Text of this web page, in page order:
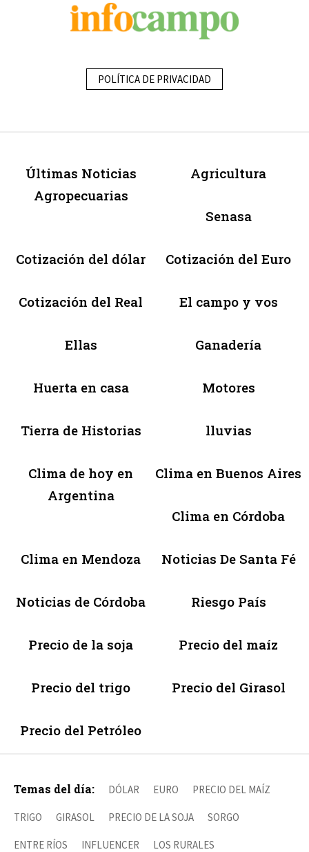
POLÍTICA DE PRIVACIDAD
Últimas Noticias
Agropecuarias
Agricultura
Senasa
Cotización del dólar Cotización del Euro
Cotización del Real El campo y vos
Ellas Ganadería
Huerta en casa Motores
Tierra de Historias lluvias
Clima de hoy en
Argentina
Clima en Buenos Aires
Clima en Córdoba
Clima en Mendoza Noticias De Santa Fé
Noticias de Córdoba Riesgo País
Precio de la soja Precio del maíz
Precio del trigo Precio del Girasol
Precio del Petróleo
Temas del día: DÓLAR EURO PRECIO DEL MAÍZ
TRIGO GIRASOL PRECIO DE LA SOJA SORGO
ENTRE RÍOS INFLUENCER LOS RURALES